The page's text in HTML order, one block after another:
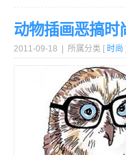
动物插画恶搞时
2011-09-18 | 所属分类 [ 时尚 ]